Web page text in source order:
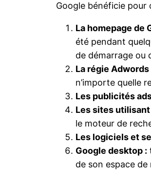
Google bénéficie pour
La homepage de
été pendant
de démarrage ou
La régie Adwords
n’importe quelle
Les publicités
Les sites
le moteur de
Les logiciels et
Google desktop :
de son espace de